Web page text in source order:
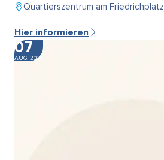
Quartierszentrum am
Hier informieren
07
AUG. 2026